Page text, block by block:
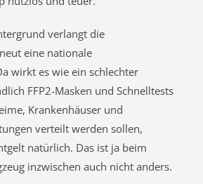
verlangt die
eine nationale
wirkt es wie ein schlechter
FFP2-Masken und Schnelltests
Krankenhäuser und
verteilt werden sollen,
natürlich. Das ist ja beim
inzwischen auch nicht anders.